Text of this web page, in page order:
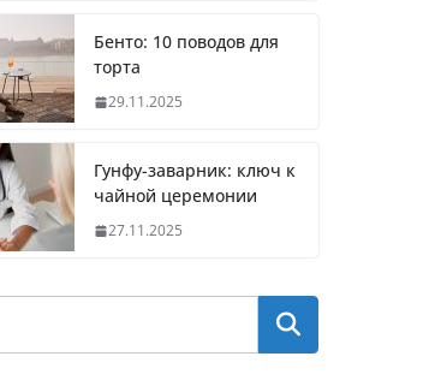
Бенто: 10 поводов для
торта
29.11.2025
Гунфу-заварник: ключ к
чайной церемонии
27.11.2025